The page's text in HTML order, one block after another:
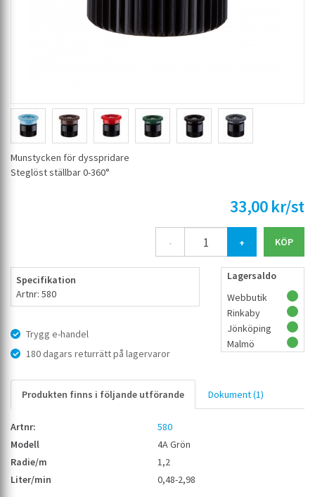
Munstycken för dysspridare
Steglöst ställbar 0-360°
33,00 kr/st
- +
Specifikation
Artnr: 580
Trygg e-handel
180 dagars returrätt på lagervaror
Lagersaldo
Webbutik
Rinkaby
Jönköping
Malmö
Produkten finns i följande utförande Dokument (1)
580
4A Grön
1,2
0,48-2,98